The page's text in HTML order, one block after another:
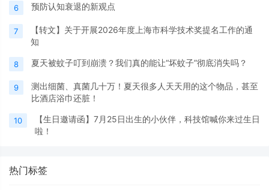
6 预防认知衰退的新观点
7
【转文】关于开展2026年度上海市科学技术奖提名工作的通
知
8 夏天被蚊子叮到崩溃？我们真的能让“坏蚊子”彻底消失吗？
9
测出细菌、真菌几十万！夏天很多人天天用的这个物品，甚至
比酒店浴巾还脏！
10
【生日邀请函】7月25日出生的小伙伴，科技馆喊你来过生日
啦！
热门标签